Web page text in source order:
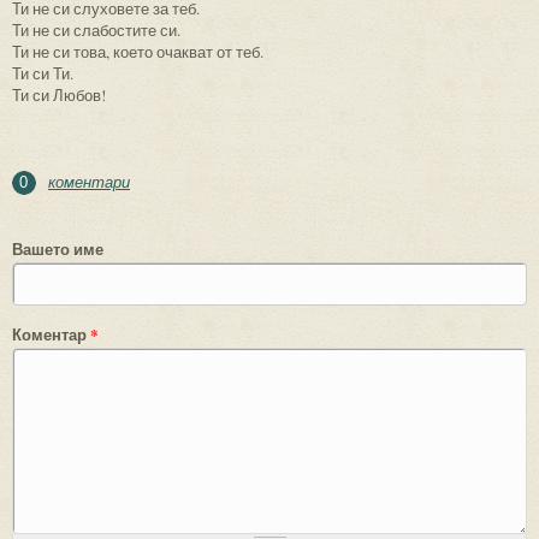
Ти не си слуховете за теб.
Ти не си слабостите си.
Ти не си това, което очакват от теб.
Ти си Ти.
Ти си Любов!
0 коментари
Вашето име
Коментар*